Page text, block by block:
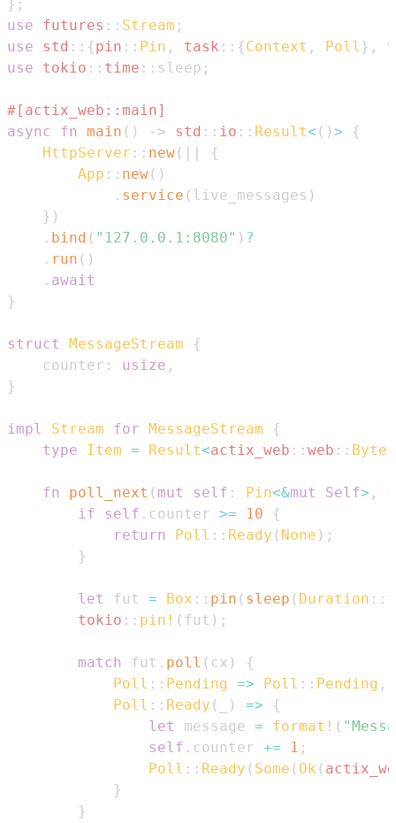
} ;
use
futures :: Stream ;
use
std :: {pin :: Pin , task :: {Context , Poll } ,
use
tokio :: time :: sleep ;
#[actix_web::main]
async
fn main ( ) -> std :: io :: Result< ( ) >
{
HttpServer :: new(
{
App :: new( )
. service ( live_messages )
} )
. bind ( "127.0.0.1:8080" ) ?
. run ( )
. await
}
struct MessageStream
{
    counter
: usize ,
}
impl Stream for MessageStream
{
type
Item = Result<actix_web :: web :: Bytes
fn poll_next ( mut self : Pin<&mut Self> ,
if
self . counter >= 10
{
return
Poll :: Ready ( None ) ;
}
let fut = Box :: pin ( sleep ( Duration ::
tokio :: pin! ( fut ) ;
match fut . poll ( cx )
{
Poll :: Pending => Poll :: Pending ,
Poll :: Ready ( ) =>
{
let
message = format! (
self . counter += 1 ;
Poll :: Ready ( Some ( Ok (
}
}